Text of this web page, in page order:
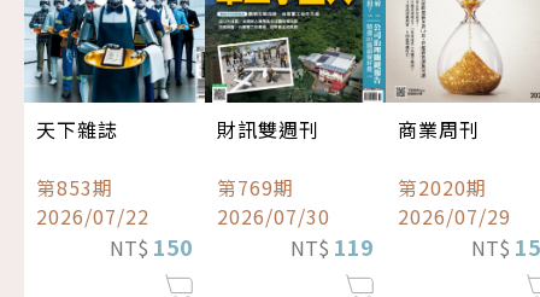
天下雜誌
第853期
2026/07/22
NT$ 150
財訊雙週刊
第769期
2026/07/30
NT$ 119
商業周刊
第2020期
2026/07/29
NT$